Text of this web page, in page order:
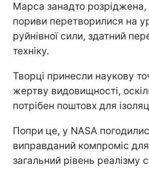
Марса занадто розріджена,
пориви перетворилися на
руйнівної сили, здатний
техніку.
Творці принесли наукову
жертву видовищності,
потрібен поштовх для
Попри це, у NASA
виправданий компроміс для
загальний рівень реалізму